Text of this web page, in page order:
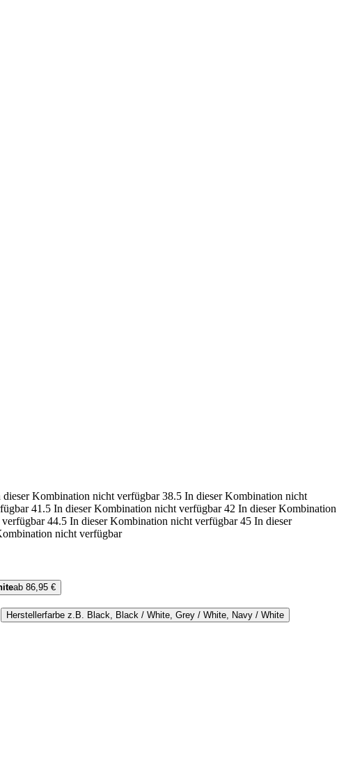
dieser Kombination nicht verfügbar 38.5 In dieser Kombination nicht
41.5 In dieser Kombination nicht verfügbar 42 In dieser Kombination
44.5 In dieser Kombination nicht verfügbar 45 In dieser
nicht verfügbar
ab 86,95 €
Herstellerfarbe z.B. Black, Black / White, Grey / White, Navy / White